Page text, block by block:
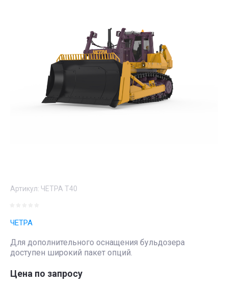
Артикул: ЧЕТРА Т40
ЧЕТРА
Для дополнительного оснащения бульдозера
доступен широкий пакет опций.
Цена по запросу